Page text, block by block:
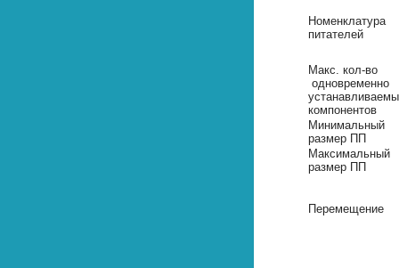
Номенклатура
питателей
Макс. кол-во
одновременно
компонентов
Минимальный
размер ПП
Максимальный
размер ПП
Перемещение